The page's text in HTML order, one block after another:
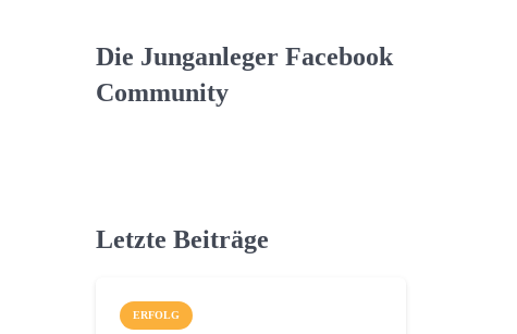
Die Junganleger Facebook
Community
Letzte Beiträge
ERFOLG